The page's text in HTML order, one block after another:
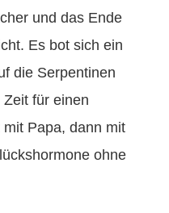
und das Ende
Es bot sich ein
die Serpentinen
für einen
Papa, dann mit
ohne